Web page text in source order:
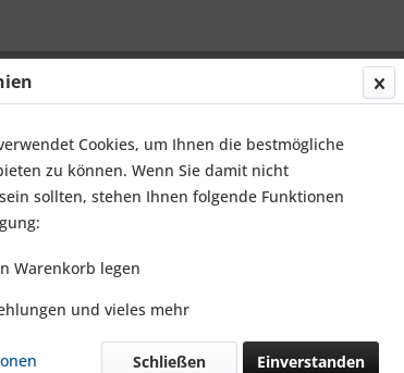
399,99
zzgl.
Lieferzeit 3
Cookies, um Ihnen die bestmögliche
zu können. Wenn Sie damit nicht
sollten, stehen Ihnen folgende Funktionen
Warenkorb legen
und vieles mehr
Einverstanden
Schließen